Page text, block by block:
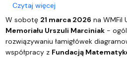
Czytaj więcejo Finał X Memoriału
W sobotę 21 marca 2026 na WMFiI
Memoriału Urszuli Marciniak-
rozwiązywaniu łamigłówek
współpracy z Fundacją